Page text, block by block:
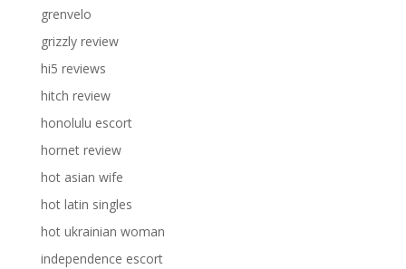
grenvelo
grizzly review
hi5 reviews
hitch review
honolulu escort
hornet review
hot asian wife
hot latin singles
hot ukrainian woman
independence escort